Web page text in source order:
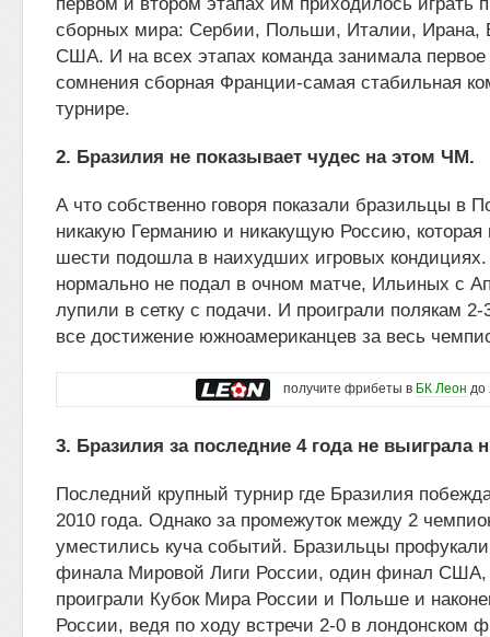
сборных мира: Сербии, Польши, Италии, Ирана,
США. И на всех этапах команда занимала первое
сомнения сборная Франции-самая стабильная
турнире.
2. Бразилия не показывает чудес на этом ЧМ.
А что собственно говоря показали бразильцы в
никакую Германию и никакущую Россию,
шести подошла в наихудших игровых
нормально не подал в очном матче, Ильиных с
лупили в сетку с подачи. И проиграли полякам
все достижение южноамериканцев за весь
получите фрибеты в БК Леон до
3. Бразилия за последние 4 года не выиграла
Последний крупный турнир где Бразилия
2010 года. Однако за промежуток между 2
уместились куча событий. Бразильцы
финала Мировой Лиги России, один финал
проиграли Кубок Мира России и Польше и
России, ведя по ходу встречи 2-0 в лондонском